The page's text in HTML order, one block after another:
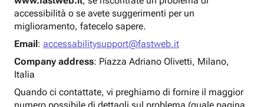
accessibilità o se avete suggerimenti per un
miglioramento, fatecelo sapere.
Email: accessabilitysupport@fastweb.it
Company address: Piazza Adriano Olivetti, Milano,
Italia
Quando ci contattate, vi preghiamo di fornire il maggior